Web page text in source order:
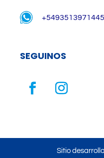
+5493513971445
SEGUINOS
Sitio